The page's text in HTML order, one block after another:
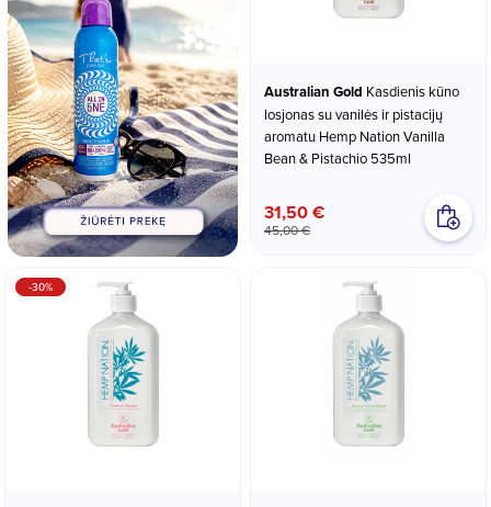
Australian Gold
losjonas su vanilės ir pistacijų
aromatu Hemp Nation Vanilla
Bean & Pistachio 535ml
31,50 €
45,00 €
-30%